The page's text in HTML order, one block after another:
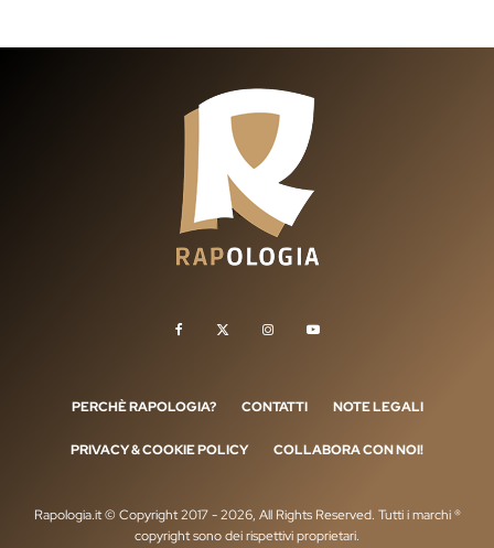
PERCHÈ RAPOLOGIA? CONTATTI NOTE LEGALI
PRIVACY & COOKIE POLICY COLLABORA CON NOI!
Rapologia.it © Copyright 2017 - 2026, All Rights Reserved. Tutti i marchi ®
copyright sono dei rispettivi proprietari.